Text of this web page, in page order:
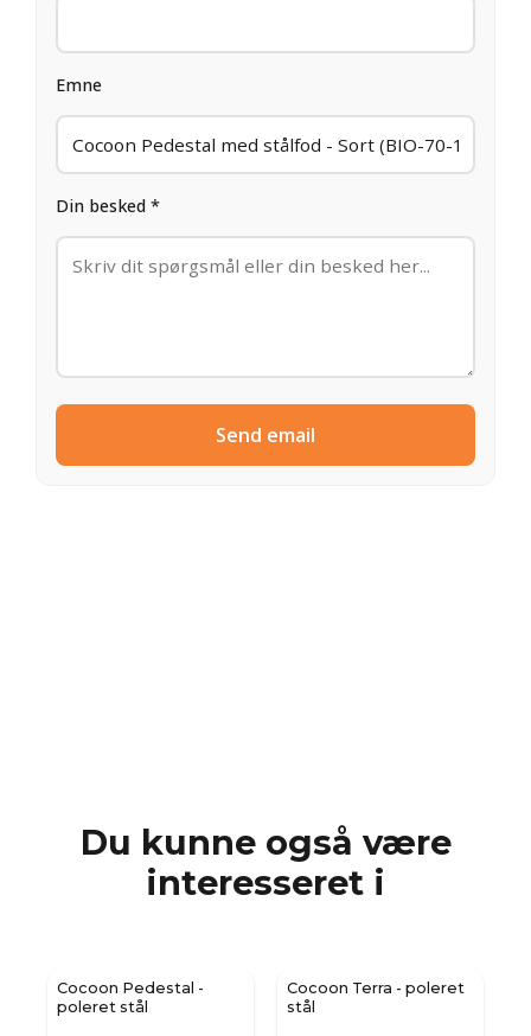
Emne
Din besked *
Send email
Du kunne også være
interesseret i
Cocoon Pedestal -
poleret stål
Cocoon Terra - poleret
stål